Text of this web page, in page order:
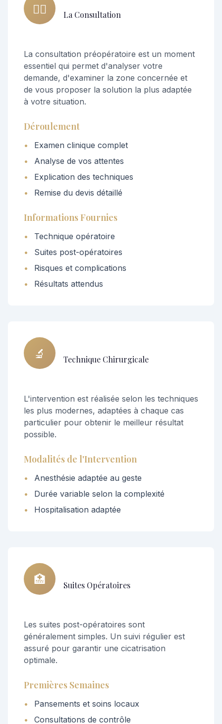
👨‍⚕️ La Consultation
La consultation préopératoire est un moment
essentiel qui permet d'analyser votre
demande, d'examiner la zone concernée et
de vous proposer la solution la plus adaptée
à votre situation.
Déroulement
•
Examen clinique complet
•
Analyse de vos attentes
•
Explication des techniques
•
Remise du devis détaillé
Informations Fournies
•
Technique opératoire
•
Suites post-opératoires
•
Risques et complications
•
Résultats attendus
🔬 Technique Chirurgicale
L'intervention est réalisée selon les techniques
les plus modernes, adaptées à chaque cas
particulier pour obtenir le meilleur résultat
possible.
Modalités de l'Intervention
•
Anesthésie adaptée au geste
•
Durée variable selon la complexité
•
Hospitalisation adaptée
🏥 Suites Opératoires
Les suites post-opératoires sont
généralement simples. Un suivi régulier est
assuré pour garantir une cicatrisation
optimale.
Premières Semaines
•
Pansements et soins locaux
•
Consultations de contrôle